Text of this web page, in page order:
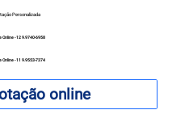
Personalizada
Online - 12 9.9740-6958
Online - 11 9.9553-7374
online